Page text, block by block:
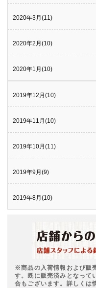
2020年3月(11)
2020年2月(10)
2020年1月(10)
2019年12月(10)
2019年11月(10)
2019年10月(11)
2019年9月(9)
2019年8月(10)
※商品の入荷情報および販
す。既に販売済みとなって
合もございます。詳しくは